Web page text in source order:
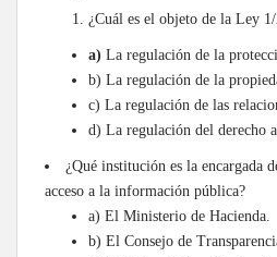
¿Cuál es el objeto de la Ley
a) La regulación de la
b) La regulación de la
c) La regulación de las
d) La regulación del derecho
¿Qué institución es la encargada
acceso a la información pública?
a) El Ministerio de Hacienda.
b) El Consejo de